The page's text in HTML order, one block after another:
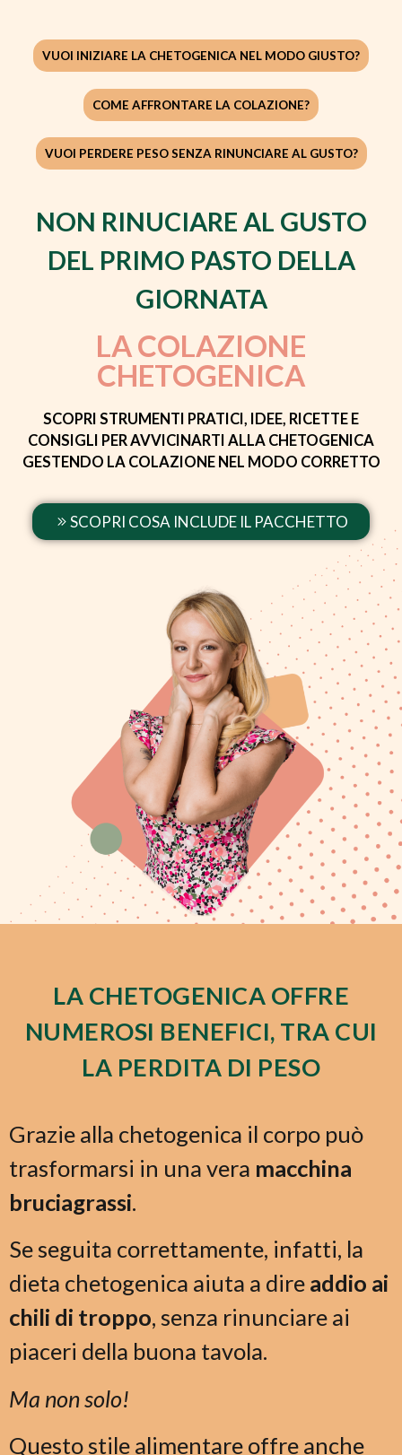
VUOI INIZIARE LA CHETOGENICA NEL MODO GIUSTO?
COME AFFRONTARE LA COLAZIONE?
VUOI PERDERE PESO SENZA RINUNCIARE AL GUSTO?
NON RINUCIARE AL GUSTO
DEL PRIMO PASTO DELLA
GIORNATA
LA COLAZIONE
CHETOGENICA
SCOPRI STRUMENTI PRATICI, IDEE, RICETTE E
CONSIGLI PER AVVICINARTI ALLA CHETOGENICA
GESTENDO LA COLAZIONE NEL MODO CORRETTO
SCOPRI COSA INCLUDE IL PACCHETTO
LA CHETOGENICA OFFRE
NUMEROSI BENEFICI, TRA CUI
LA PERDITA DI PESO
Grazie alla chetogenica il corpo può
trasformarsi in una vera macchina
bruciagrassi.
Se seguita correttamente, infatti, la
dieta chetogenica aiuta a dire addio ai
chili di troppo, senza rinunciare ai
piaceri della buona tavola.
Ma non solo!
Questo stile alimentare offre anche